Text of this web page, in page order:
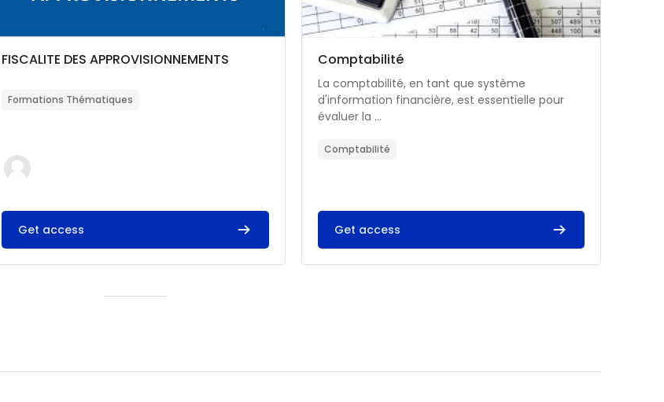
Catégorie de cours
Nom du cours
FISCALITE DES APPROVISIONNEMENTS
Formations Thématiques
Get access
Catégorie de cours
Nom du cours
Comptabilité
Résumé du cours :
La comptabilité, en tant que système
d'information financière, est essentielle pour
évaluer la ...
Comptabilité
Get access